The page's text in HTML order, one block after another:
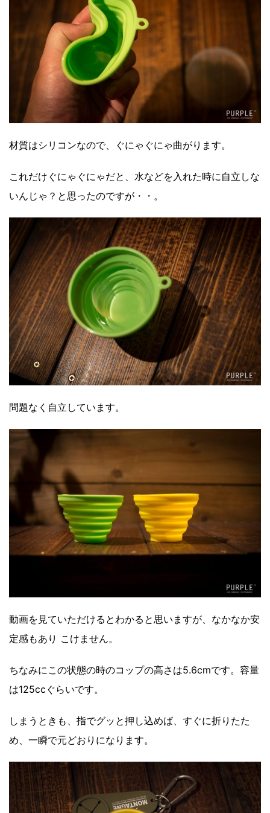
材質はシリコンなので、ぐにゃぐにゃ曲がります。
これだけぐにゃぐにゃだと、水などを入れた時に自立しな
いんじゃ？と思ったのですが・・。
問題なく自立しています。
動画を見ていただけるとわかると思いますが、なかなか安
定感もあり こけません。
ちなみにこの状態の時のコップの高さは5.6cmです。容量
は125ccぐらいです。
しまうときも、指でグッと押し込めば、すぐに折りたた
め、一瞬で元どおりになります。